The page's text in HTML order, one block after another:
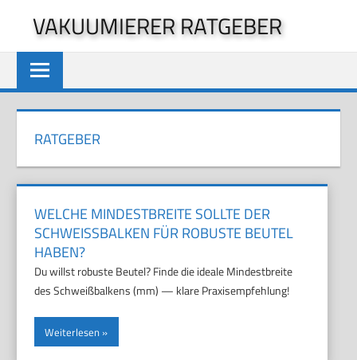
springen
VAKUUMIERER RATGEBER
RATGEBER
WELCHE MINDESTBREITE SOLLTE DER
SCHWEISSBALKEN FÜR ROBUSTE BEUTEL H
ABEN?
Du willst robuste Beutel? Finde die ideale Mindestbreite
des Schweißbalkens (mm) — klare Praxisempfehlung!
Weiterlesen